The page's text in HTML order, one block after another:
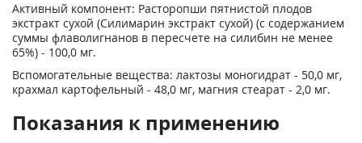
Активный компонент: Расторопши пятнистой плодов
экстракт сухой (Силимарин экстракт сухой) (с содержанием
суммы флаволигнанов в пересчете на силибин не менее
65%) - 100,0 мг.
Вспомогательные вещества: лактозы моногидрат - 50,0 мг,
крахмал картофельный - 48,0 мг, магния стеарат - 2,0 мг.
Показания к применению